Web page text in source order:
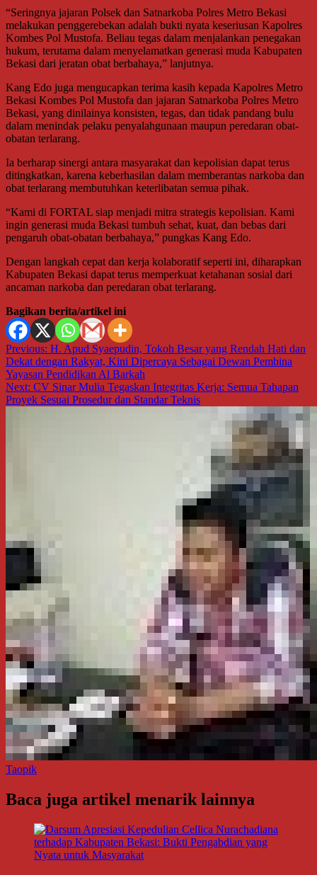
“Seringnya jajaran Polsek dan Satnarkoba Polres Metro Bekasi
melakukan penggerebekan adalah bukti nyata keseriusan Kapolres
Kombes Pol Mustofa. Beliau tegas dalam menjalankan penegakan
hukum, terutama dalam menyelamatkan generasi muda Kabupaten
Bekasi dari jeratan obat berbahaya,” lanjutnya.
Kang Edo juga mengucapkan terima kasih kepada Kapolres Metro
Bekasi Kombes Pol Mustofa dan jajaran Satnarkoba Polres Metro
Bekasi, yang dinilainya konsisten, tegas, dan tidak pandang bulu
dalam menindak pelaku penyalahgunaan maupun peredaran obat-
obatan terlarang.
Ia berharap sinergi antara masyarakat dan kepolisian dapat terus
ditingkatkan, karena keberhasilan dalam memberantas narkoba dan
obat terlarang membutuhkan keterlibatan semua pihak.
“Kami di FORTAL siap menjadi mitra strategis kepolisian. Kami
ingin generasi muda Bekasi tumbuh sehat, kuat, dan bebas dari
pengaruh obat-obatan berbahaya,” pungkas Kang Edo.
Dengan langkah cepat dan kerja kolaboratif seperti ini, diharapkan
Kabupaten Bekasi dapat terus memperkuat ketahanan sosial dari
ancaman narkoba dan peredaran obat terlarang.
Bagikan berita/artikel ini
Navigasi
pos
Previous: H. Apud Syaepudin, Tokoh Besar yang Rendah Hati dan
Dekat dengan Rakyat, Kini Dipercaya Sebagai Dewan Pembina
Yayasan Pendidikan Al Barkah
Next: CV Sinar Mulia Tegaskan Integritas Kerja: Semua Tahapan
Proyek Sesuai Prosedur dan Standar Teknis
Taopik
Baca juga artikel menarik lainnya